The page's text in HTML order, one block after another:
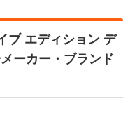
ブ エディション デ
ーカー・ブランド